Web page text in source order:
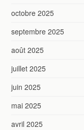
octobre 2025
septembre 2025
août 2025
juillet 2025
juin 2025
mai 2025
avril 2025